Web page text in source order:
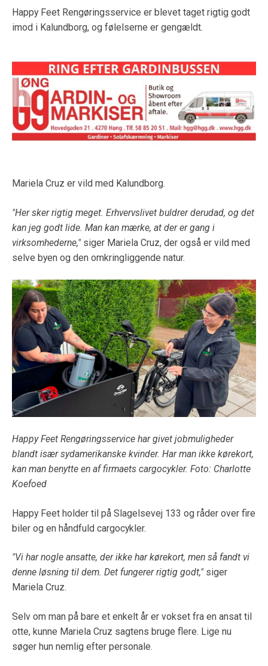
Happy Feet Rengøringsservice er blevet taget rigtig godt
imod i Kalundborg, og følelserne er gengældt.
Mariela Cruz er vild med Kalundborg.
"Her sker rigtig meget. Erhvervslivet buldrer derudad, og det
kan jeg godt lide. Man kan mærke, at der er gang i
virksomhederne,"siger Mariela Cruz, der også er vild med
selve byen og den omkringliggende natur.
Happy Feet Rengøringsservice har givet jobmuligheder
blandt især sydamerikanske kvinder. Har man ikke kørekort,
kan man benytte en af firmaets cargocykler. Foto: Charlotte
Koefoed
Happy Feet holder til på Slagelsevej 133 og råder over fire
biler og en håndfuld cargocykler.
"Vi har nogle ansatte, der ikke har kørekort, men så fandt vi
denne løsning til dem. Det fungerer rigtig godt,"siger
Mariela Cruz.
Selv om man på bare et enkelt år er vokset fra en ansat til
otte, kunne Mariela Cruz sagtens bruge flere. Lige nu
søger hun nemlig efter personale.